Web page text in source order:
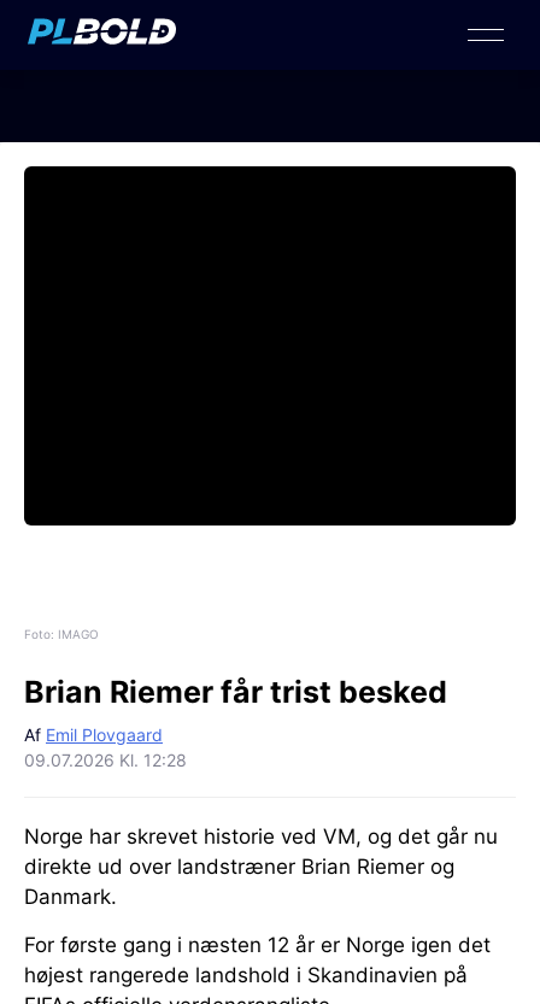
Foto: IMAGO
Brian Riemer får trist besked
Af Emil Plovgaard
09.07.2026 Kl. 12:28
Norge har skrevet historie ved VM, og det går nu
direkte ud over landstræner Brian Riemer og
Danmark.
For første gang i næsten 12 år er Norge igen det
højest rangerede landshold i Skandinavien på